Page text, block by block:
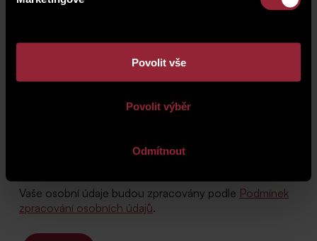
Povolit vše
Povolit výběr
Odmítnout
Vaše osobní údaje budou zpracovány podle Podmínek
zpracování osobních údajů.